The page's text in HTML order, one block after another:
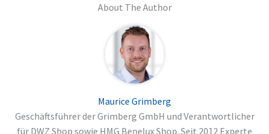
About The Author
Maurice Grimberg
Geschäftsführer der Grimberg GmbH und Verantwortlicher
für DWZ Shop sowie HMG Benelux Shop. Seit 2012 Experte